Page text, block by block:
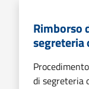
Rimborso
di segreteria